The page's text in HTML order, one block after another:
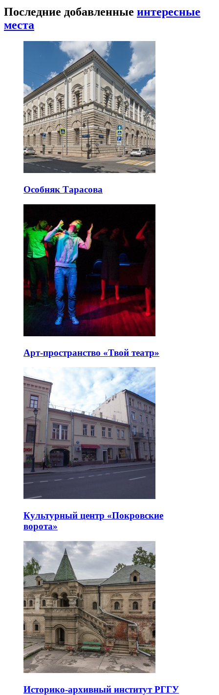
Последние добавленные интересные
места
Особняк Тарасова
Арт-пространство «Твой театр»
Культурный центр «Покровские
ворота»
Историко-архивный институт РГГУ